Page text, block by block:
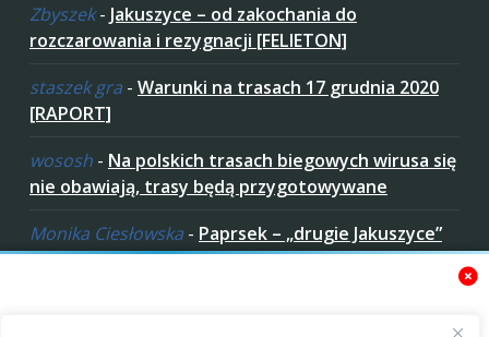
Zbyszek- Jakuszyce – od zakochania do
rozczarowania i rezygnacji [FELIETON]
staszek gra - Warunki na trasach 17 grudnia 2020
[RAPORT]
wososh - Na polskich trasach biegowych wirusa się
nie obawiają, trasy będą przygotowywane
Monika Ciesłowska - Paprsek – „drugie Jakuszyce”
w „czeskich Bieszczadach”